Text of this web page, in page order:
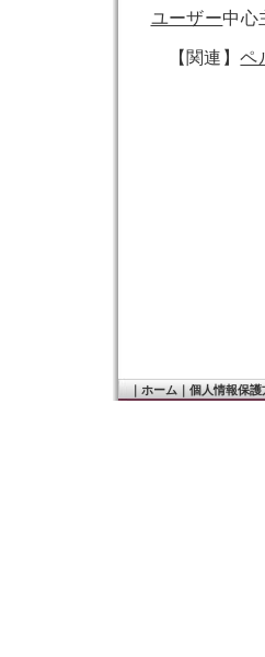
ユーザー中心
【関連】ペ
ホーム｜ 個人情報保護